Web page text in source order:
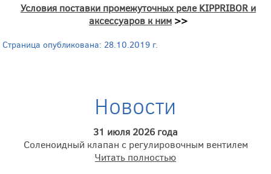
Условия поставки промежуточных реле KIPPRIBOR и
аксессуаров к ним>>
Страница опубликована: 28.10.2019 г.
Новости
31 июля 2026 года
Соленоидный клапан с регулировочным вентилем
Читать полностью